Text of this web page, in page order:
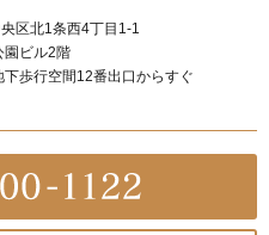
区北1条西4丁目1-1
園ビル2階
歩行空間12番出口からすぐ